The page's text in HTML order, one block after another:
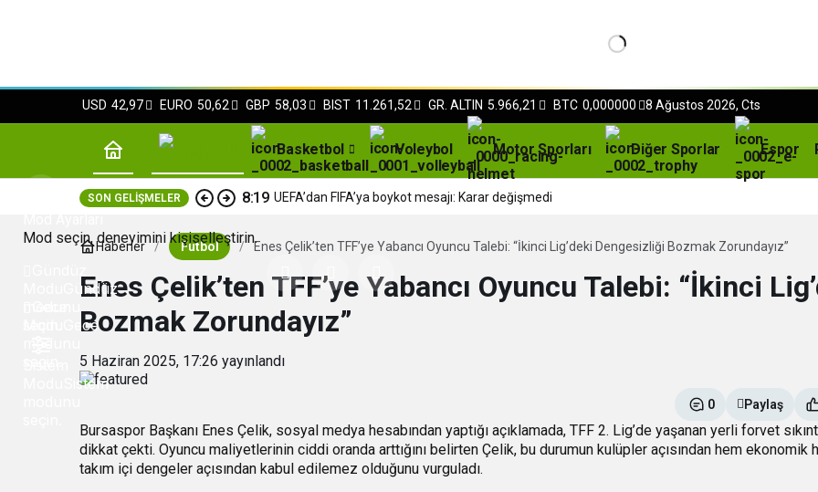
USD 42,97 EURO 50,62 GBP 58,03 BIST 11.261,52 GR. ALTIN 5.966,21 BTC 0,000000 8 Ağustos 2026, Cts
Basketbol Voleybol Motor Sporları Diğer Sporlar Espor
Mod seçin, deneyimini kişiselleştirin.
Gündüz
Gece
Sistem
SON GELIŞMELER 8:19 UEFA’dan FIFA’ya boykot mesajı: Karar değişmedi
Haberler Futbol Enes Çelik’ten TFF’ye Yabancı Oyuncu Talebi: “İkinci Lig’deki Dengesizliği Bozmak Zorundayız”
Enes Çelik’ten TFF’ye Yabancı Oyuncu Talebi: “İkinci
Bozmak Zorundayız”
5 Haziran 2025, 17:26 yayınlandı
0 Paylaş
Bursaspor Başkanı Enes Çelik, sosyal medya hesabından yaptığı açıklamada, TFF 2. Lig’de yaşanan yerli forvet
dikkat çekti. Oyuncu maliyetlerinin ciddi oranda arttığını belirten Çelik, bu durumun kulüpler açısından hem ekonomik
takım içi dengeler açısından kabul edilemez olduğunu vurguladı.